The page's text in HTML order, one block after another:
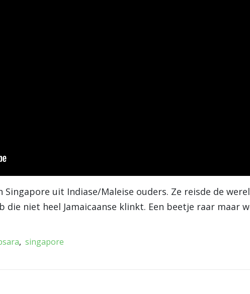
Singapore uit Indiase/Maleise ouders. Ze reisde de
die niet heel Jamaicaanse klinkt. Een beetje raar maar
singapore